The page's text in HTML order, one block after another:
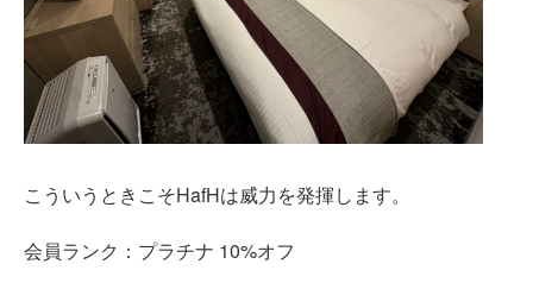
こういうときこそHafHは威力を発揮します。
会員ランク：プラチナ 10%オフ